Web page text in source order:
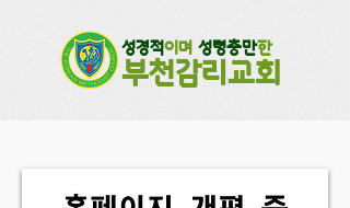
성경적이며 성령충만한
부천감리교회​